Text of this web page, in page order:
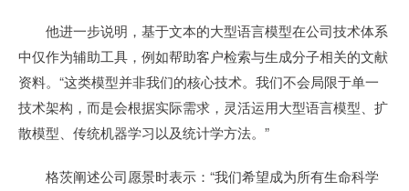
他进一步说明，基于文本的大型语言模型在公司技术体系
中仅作为辅助工具，例如帮助客户检索与生成分子相关的文献
资料。“这类模型并非我们的核心技术。我们不会局限于单一
技术架构，而是会根据实际需求，灵活运用大型语言模型、扩
散模型、传统机器学习以及统计学方法。”
格茨阐述公司愿景时表示：“我们希望成为所有生命科学